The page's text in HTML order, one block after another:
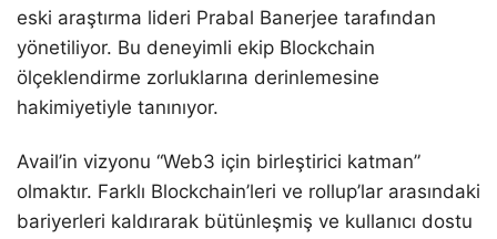
eski araştırma lideri Prabal Banerjee tarafından
yönetiliyor. Bu deneyimli ekip Blockchain
ölçeklendirme zorluklarına derinlemesine
hakimiyetiyle tanınıyor.
Avail’in vizyonu “Web3 için birleştirici katman”
olmaktır. Farklı Blockchain’leri ve rollup’lar arasındaki
bariyerleri kaldırarak bütünleşmiş ve kullanıcı dostu